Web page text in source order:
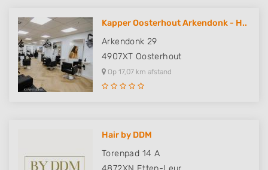
Kapper Oosterhout Arkendonk - H..
Arkendonk 29
4907XT Oosterhout
Op 17,07 km afstand
Hair by DDM
Torenpad 14 A